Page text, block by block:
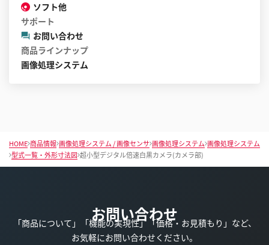
ソフト他
サポート
お問い合わせ
商品ラインナップ
画像処理システム
HOME 商品情報 画像処理システム / 画像センサ 画像処理システム 画像処理システム
型式一覧・外形寸法図 超小型デジタル倍速白黒カメラ(カメラ部)
お問い合わせ
「商品について」「機能の実現性」「価格・お見積もり」など、
お気軽にお問い合わせください。